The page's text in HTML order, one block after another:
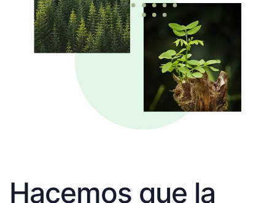
Hacemos que la